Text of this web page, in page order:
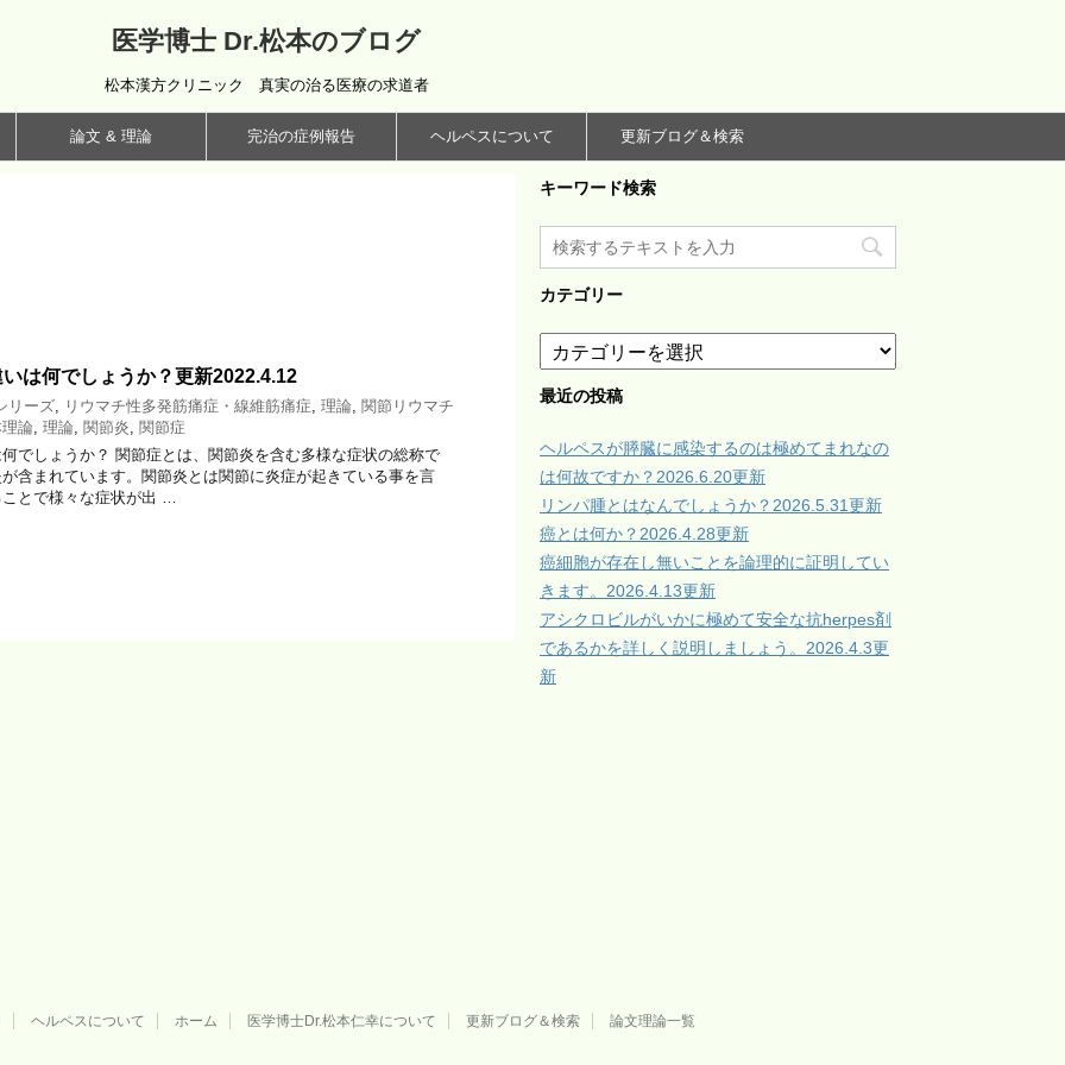
医学博士 Dr.松本のブログ
松本漢方クリニック 真実の治る医療の求道者
論文 & 理論 完治の症例報告 ヘルペスについて 更新ブログ＆検索
は何でしょうか？更新2022.4.12
リーズ, リウマチ性多発筋痛症・線維筋痛症, 理論, 関節リウマチ
論, 理論, 関節炎, 関節症
でしょうか？ 関節症とは、関節炎を含む多様な症状の総称で
含まれています。関節炎とは関節に炎症が起きている事を言
とで様々な症状が出 …
キーワード検索
カテゴリー
テ
ゴ
ー
最近の投稿
ヘルペスが膵臓に感染するのは極めてまれなの
は何故ですか？2026.6.20更新
リンパ腫とはなんでしょうか？2026.5.31更新
癌とは何か？2026.4.28更新
癌細胞が存在し無いことを論理的に証明してい
きます。2026.4.13更新
アシクロビルがいかに極めて安全な抗herpes剤
であるかを詳しく説明しましょう。2026.4.3更
新
ヘルペスについて ホーム 医学博士Dr.松本仁幸について 更新ブログ＆検索 論文理論一覧